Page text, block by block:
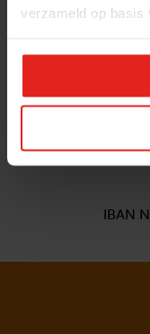
verzameld op basis
IBAN